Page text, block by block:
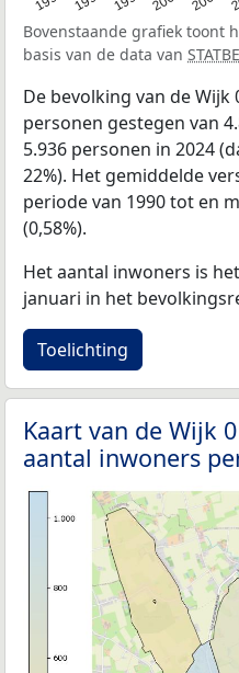
Bovenstaande grafiek toont
basis van de data van
De bevolking van de Wijk
personen gestegen van
5.936 personen in 2024
22%). Het gemiddelde
periode van 1990 tot en
(0,58%).
Het aantal inwoners is
januari in het
Toelichting
Kaart van de Wijk
aantal inwoners